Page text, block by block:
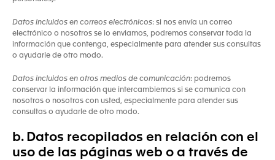
Datos incluidos en correos electrónicos: si nos envía un correo
electrónico o nosotros se lo enviamos, podremos conservar toda la
información que contenga, especialmente para atender sus consultas
o ayudarle de otro modo.
Datos incluidos en otros medios de comunicación: podremos
conservar la información que intercambiemos si se comunica con
nosotros o nosotros con usted, especialmente para atender sus
consultas o ayudarle de otro modo.
b. Datos recopilados en relación con el
uso de las páginas web o a través de